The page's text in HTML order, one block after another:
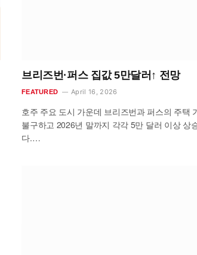
브리즈번·퍼스 집값 5만달러↑ 전망
FEATURED April 16, 2026
호주 주요 도시 가운데 브리즈번과 퍼스의 주택
불구하고 2026년 말까지 각각 5만 달러 이상 상
다.…